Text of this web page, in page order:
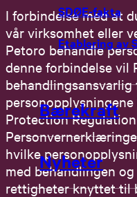
SDØE-fakta
Etablering av
Bærekraft
Nyheter
I forbindelse med at
vår virksomhet eller
Petoro behandle
denne forbindelse vil
Protection
hvilke
med behandlingen
rettigheter knyttet til